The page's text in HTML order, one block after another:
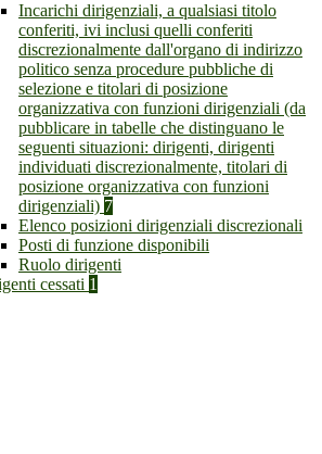
Incarichi dirigenziali, a qualsiasi titolo
conferiti, ivi inclusi quelli conferiti
discrezionalmente dall'organo di indirizzo
politico senza procedure pubbliche di
selezione e titolari di posizione
organizzativa con funzioni dirigenziali (da
pubblicare in tabelle che distinguano le
seguenti situazioni: dirigenti, dirigenti
individuati discrezionalmente, titolari di
posizione organizzativa con funzioni
dirigenziali) 7
Elenco posizioni dirigenziali discrezionali
Posti di funzione disponibili
Ruolo dirigenti
cessati 1